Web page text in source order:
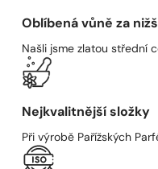
Oblíbená vůně za
Našli jsme zlatou střední
Nejkvalitnější složky
Při výrobě Pařížských